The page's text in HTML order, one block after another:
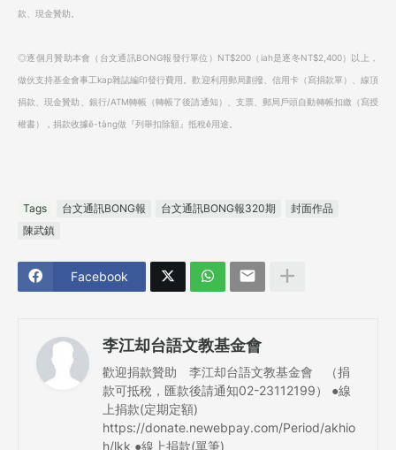
款、現金贊助。
◎逐個月贊助本會（台文通訊BONG報發行單位）NT$200（iah是逐冬NT$2,400）以上，
做伙支持基金會事工kap雜誌編印發行費用。歡迎利用郵局劃撥、信用卡（寫捐款單）、線頂
捐款、現金贊助、銀行/ATM轉帳（轉帳了後請通知）、支票、郵局戶頭自動轉帳扣繳（寫授
權書），捐款收據ē-tàng做『列舉扣除額』抵稅ê用途。
Tags 台文通訊BONG報 台文通訊BONG報320期
封面作品
陳武鎮
Facebook
李江却台語文教基金會
歡迎捐款贊助 李江却台語文教基金會 （捐
款可抵稅，匯款後請通知02-23112199） ●線
上捐款(定期定額)
https://donate.newebpay.com/Period/akhio
h/lkk ●線上捐款(單筆)